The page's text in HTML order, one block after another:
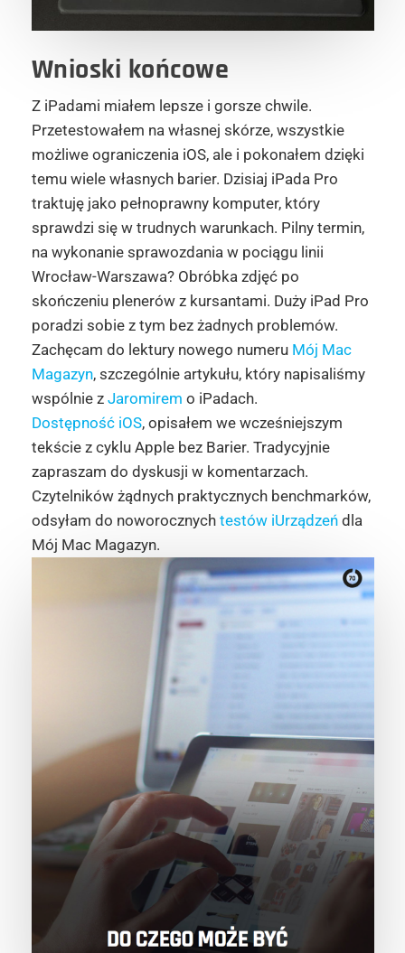
Wnioski końcowe
Z iPadami miałem lepsze i gorsze chwile.
Przetestowałem na własnej skórze, wszystkie
możliwe ograniczenia iOS, ale i pokonałem dzięki
temu wiele własnych barier. Dzisiaj iPada Pro
traktuję jako pełnoprawny komputer, który
sprawdzi się w trudnych warunkach. Pilny termin,
na wykonanie sprawozdania w pociągu linii
Wrocław-Warszawa? Obróbka zdjęć po
skończeniu plenerów z kursantami. Duży iPad Pro
poradzi sobie z tym bez żadnych problemów.
Zachęcam do lektury nowego numeru Mój Mac
Magazyn, szczególnie artykułu, który napisaliśmy
wspólnie z Jaromirem o iPadach.
Dostępność iOS, opisałem we wcześniejszym
tekście z cyklu Apple bez Barier. Tradycyjnie
zapraszam do dyskusji w komentarzach.
Czytelników żądnych praktycznych benchmarków,
odsyłam do noworocznych testów iUrządzeńdla
Mój Mac Magazyn.